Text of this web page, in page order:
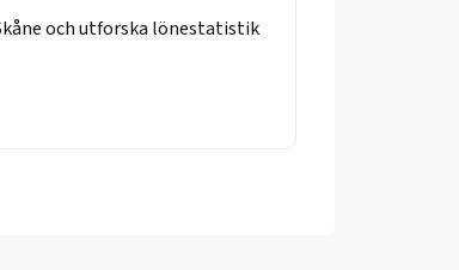
och utforska lönestatistik